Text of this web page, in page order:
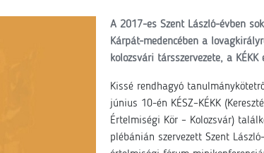
A 2017-es Szent László-évben
Kárpát-medencében a
kolozsvári társszervezete, a
Kissé rendhagyó
június 10-én KÉSZ–KÉKK
Értelmiségi Kör – Kolozsvár)
plébánián szervezett Szent